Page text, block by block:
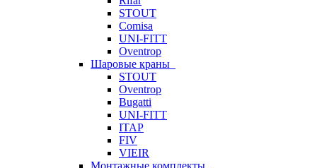
STOUT
Comisa
UNI-FITT
Oventrop
Шаровые краны
STOUT
Oventrop
Bugatti
UNI-FITT
ITAP
FIV
VIEIR
Монтажные комплекты